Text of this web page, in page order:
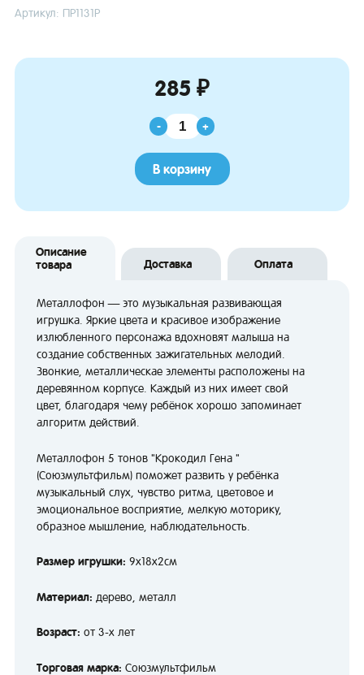
Артикул: ПР1131Р
285 ₽
- +
В корзину
Описание
товара
Доставка Оплата
Металлофон — это музыкальная развивающая
игрушка. Яркие цвета и красивое изображение
излюбленного персонажа вдохновят малыша на
создание собственных зажигательных мелодий.
Звонкие, металлическае элементы расположены на
деревянном корпусе. Каждый из них имеет свой
цвет, благодаря чему ребёнок хорошо запоминает
алгоритм действий.
Металлофон 5 тонов "Крокодил Гена "
(Союзмультфильм) поможет развить у ребёнка
музыкальный слух, чувство ритма, цветовое и
эмоциональное восприятие, мелкую моторику,
образное мышление, наблюдательность.
Размер игрушки: 9х18х2см
Материал: дерево, металл
Возраст: от 3-х лет
Торговая марка: Союзмультфильм